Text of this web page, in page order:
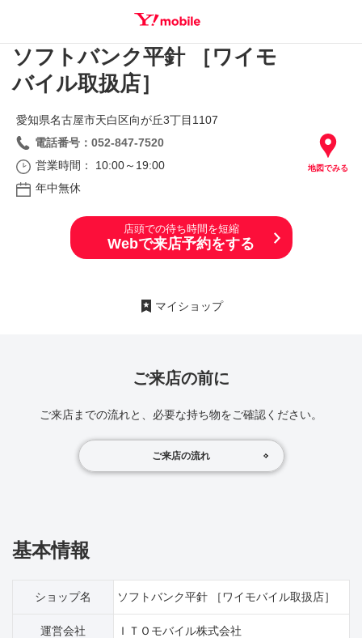
SEARCH
ソフトバンク平針 ［ワイモ
バイル取扱店］
地図でみる
愛知県名古屋市天白区向が丘3丁目1107
電話番号：052-847-7520
営業時間： 10:00～19:00
年中無休
店頭での待ち時間を短縮
Webで来店予約をする
マイショップ
ご来店の前に
ご来店までの流れと、必要な持ち物をご確認ください。
ご来店の流れ
基本情報
ショップ名 ソフトバンク平針 ［ワイモバイル取扱店］
運営会社 ＩＴＯモバイル株式会社